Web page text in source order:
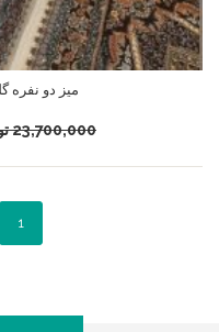
میز دو نفره
23,700,000
1